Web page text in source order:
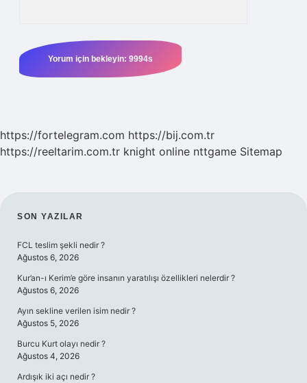
https://fortelegram.com https://bij.com.tr
https://reeltarim.com.tr knight online nttgame Sitemap
SIDEBAR
SON YAZILAR
FCL teslim şekli nedir ?
Ağustos 6, 2026
Kur’an-ı Kerim’e göre insanın yaratılışı özellikleri nelerdir ?
Ağustos 6, 2026
Ayın sekline verilen isim nedir ?
Ağustos 5, 2026
Burcu Kurt olayı nedir ?
Ağustos 4, 2026
Ardışık iki açı nedir ?